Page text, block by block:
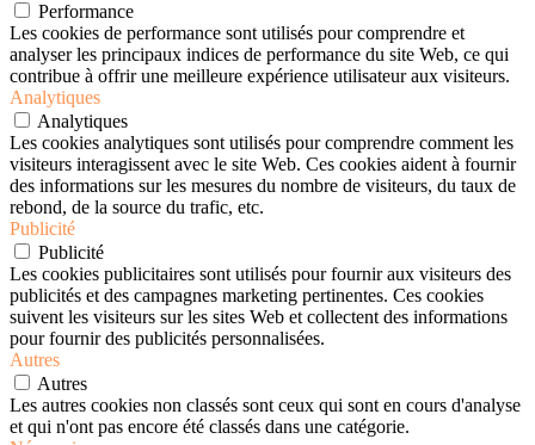
Performance
Les cookies de performance sont utilisés pour comprendre et
analyser les principaux indices de performance du site Web, ce qui
contribue à offrir une meilleure expérience utilisateur aux visiteurs.
Analytiques
Analytiques
Les cookies analytiques sont utilisés pour comprendre comment les
visiteurs interagissent avec le site Web. Ces cookies aident à fournir
des informations sur les mesures du nombre de visiteurs, du taux de
rebond, de la source du trafic, etc.
Publicité
Publicité
Les cookies publicitaires sont utilisés pour fournir aux visiteurs des
publicités et des campagnes marketing pertinentes. Ces cookies
suivent les visiteurs sur les sites Web et collectent des informations
pour fournir des publicités personnalisées.
Autres
Autres
Les autres cookies non classés sont ceux qui sont en cours d'analyse
et qui n'ont pas encore été classés dans une catégorie.